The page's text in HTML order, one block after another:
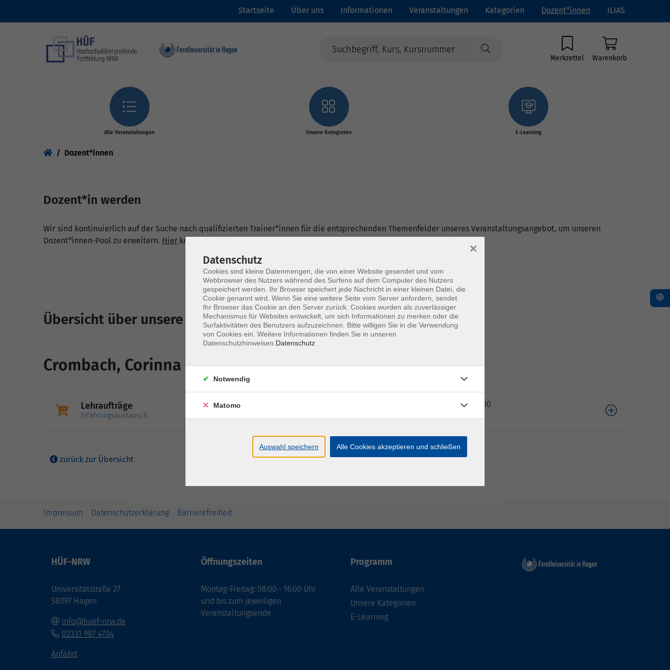
Startseite Über uns Informationen Veranstaltungen Kategorien Dozent*innen ILIAS
Merkzettel Warenkorb
Alle Veranstaltungen Unsere Kategorien E-Learning
Dozent*innen
Dozent*in werden
Wir sind kontinuierlich auf der Suche nach qualifizierten Trainer*innen für die entsprechenden Themenfelder unseres Veranstaltungsangebot, um unseren
Dozent*innen-Pool zu erweitern. Hier können Sie sich als Dozent*in bewerben.
Übersicht über unsere Dozent*innen
Crombach, Corinna
Lehraufträge
Erfahrungsaustausch
Mi. 04.02.2026 10:00
Hagen
zurück zur Übersicht
Impressum Datenschutzerklärung Barrierefreiheit
HÜF-NRW
Universitätstraße 27
58097 Hagen
info@huef-nrw.de
02331 987 4704
Anfahrt
Öffnungszeiten
Montag-Freitag: 08:00 - 16:00 Uhr
und bis zum jeweiligen
Veranstaltungsende
Programm
Alle Veranstaltungen
Unsere Kategorien
E-Learning
Datenschutz
Cookies sind kleine Datenmengen, die von einer Website gesendet und vom
Webbrowser des Nutzers während des Surfens auf dem Computer des Nutzers
gespeichert werden. Ihr Browser speichert jede Nachricht in einer kleinen Datei, die
Cookie genannt wird. Wenn Sie eine weitere Seite vom Server anfordern, sendet
Ihr Browser das Cookie an den Server zurück. Cookies wurden als zuverlässiger
Mechanismus für Websites entwickelt, um sich Informationen zu merken oder die
Surfaktivitäten des Benutzers aufzuzeichnen. Bitte willigen Sie in die Verwendung
von Cookies ein. Weitere Informationen finden Sie in unseren
Datenschutzhinweisen. Datenschutz
×
Notwendig
Matomo
Auswahl speichern Alle Cookies akzeptieren und schließen